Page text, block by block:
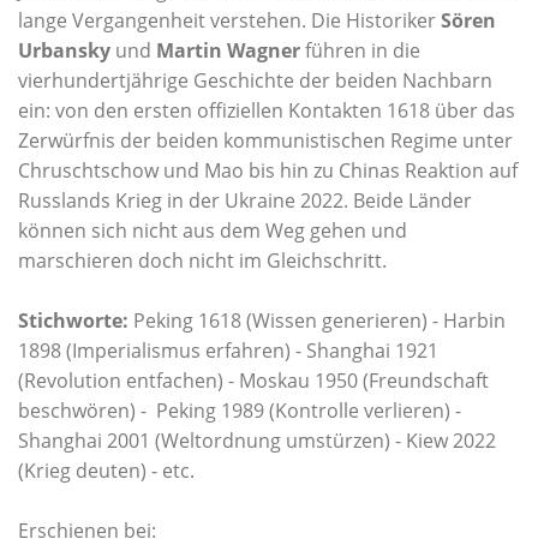
lange Vergangenheit verstehen. Die HistorikerSören
Urbansky und Martin Wagnerführen in die
vierhundertjährige Geschichte der beiden Nachbarn
ein: von den ersten offiziellen Kontakten 1618 über das
Zerwürfnis der beiden kommunistischen Regime unter
Chruschtschow und Mao bis hin zu Chinas Reaktion auf
Russlands Krieg in der Ukraine 2022. Beide Länder
können sich nicht aus dem Weg gehen und
marschieren doch nicht im Gleichschritt.
Stichworte: Peking 1618 (Wissen generieren) - Harbin
1898 (Imperialismus erfahren) - Shanghai 1921
(Revolution entfachen) - Moskau 1950 (Freundschaft
beschwören) - Peking 1989 (Kontrolle verlieren) -
Shanghai 2001 (Weltordnung umstürzen) - Kiew 2022
(Krieg deuten) - etc.
Erschienen bei: